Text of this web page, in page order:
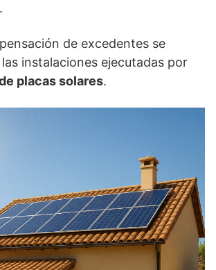
de excedentes se
instalaciones ejecutadas por
placas solares.